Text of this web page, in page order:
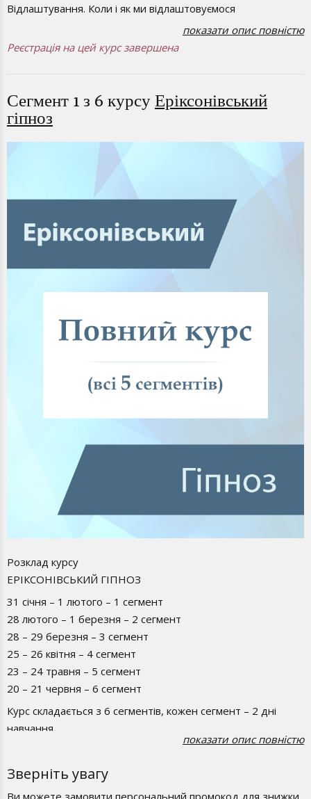
Відлаштування. Коли і як ми відлаштовуємося
Калібровка. Навички невербального читання людей
Мінімальні ознаки трансу. Невербальні прояви трансу
DIGITAL-модальність
Як люди сприймають інформацію
Шаблон невизначеності
Сугестологічна (навіювальна) функція. Непрямі, відкриті і
Мовні шаблони Мілтона Еріксона
Основи наведення трансу. Принципи роботи у трансових
Техніка ресурсування
показати опис повністю
Реєстрація на цей курс завершена
Сегмент 1 з 6 курсу Еріксонівський
гіпноз
Розклад курсу
ЕРІКСОНІВСЬКИЙ ГІПНОЗ
31 січня – 1 лютого – 1 сегмент
28 лютого – 1 березня – 2 сегмент
28 – 29 березня – 3 сегмент
25 – 26 квітня – 4 сегмент
23 – 24 травня – 5 сегмент
20 – 21 червня – 6 сегмент
Курс складається з 6 сегментів, кожен сегмент – 2 дні
навчання
Формат навчання: очно у Києві + онлайн
Курс передбачає навчання за 12 днів
показати опис повністю
Зверніть увагу